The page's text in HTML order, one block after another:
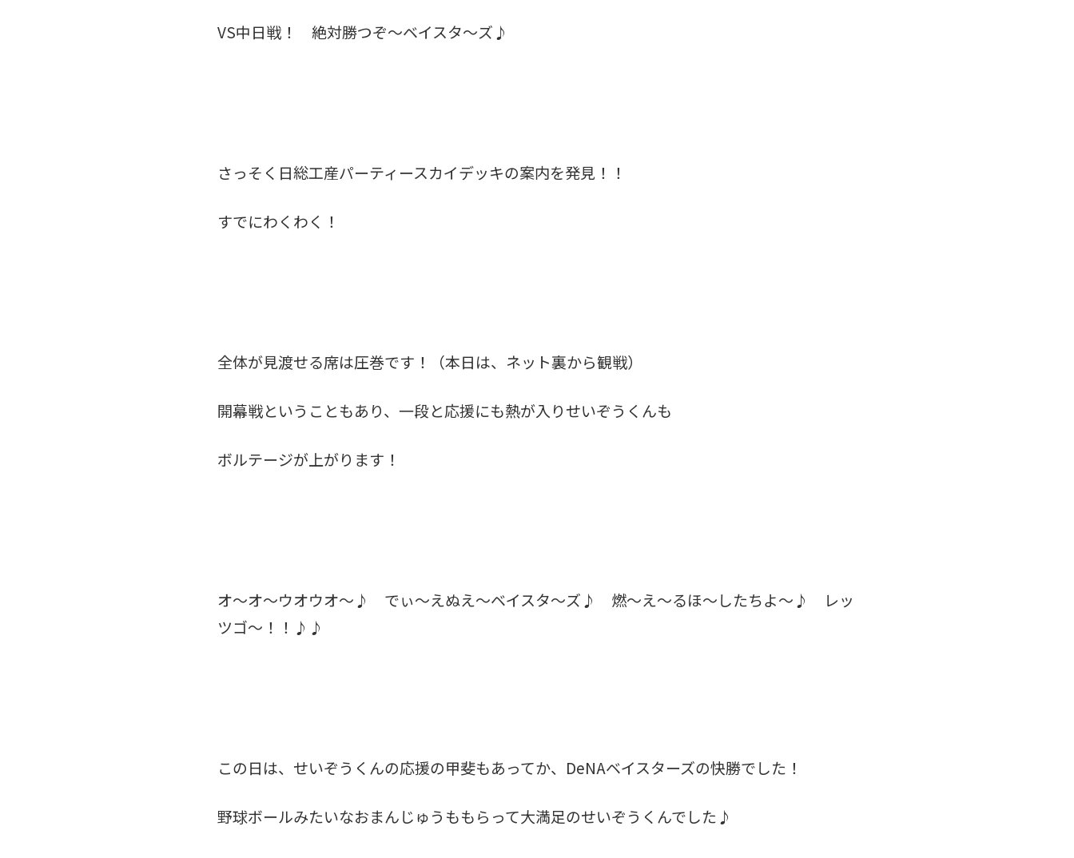
VS中日戦！ 絶対勝つぞ～ベイスタ～ズ♪
さっそく日総工産パーティースカイデッキの案内を発見！！
すでにわくわく！
全体が見渡せる席は圧巻です！（本日は、ネット裏から観戦）
開幕戦ということもあり、一段と応援にも熱が入りせいぞうくんも
ボルテージが上がります！
オ～オ～ウオウオ～♪ でぃ～えぬえ～ベイスタ～ズ♪ 燃～え～るほ～したちよ～♪ レッ
ツゴ～！！♪♪
この日は、せいぞうくんの応援の甲斐もあってか、DeNAベイスターズの快勝でした！
野球ボールみたいなおまんじゅうももらって大満足のせいぞうくんでした♪